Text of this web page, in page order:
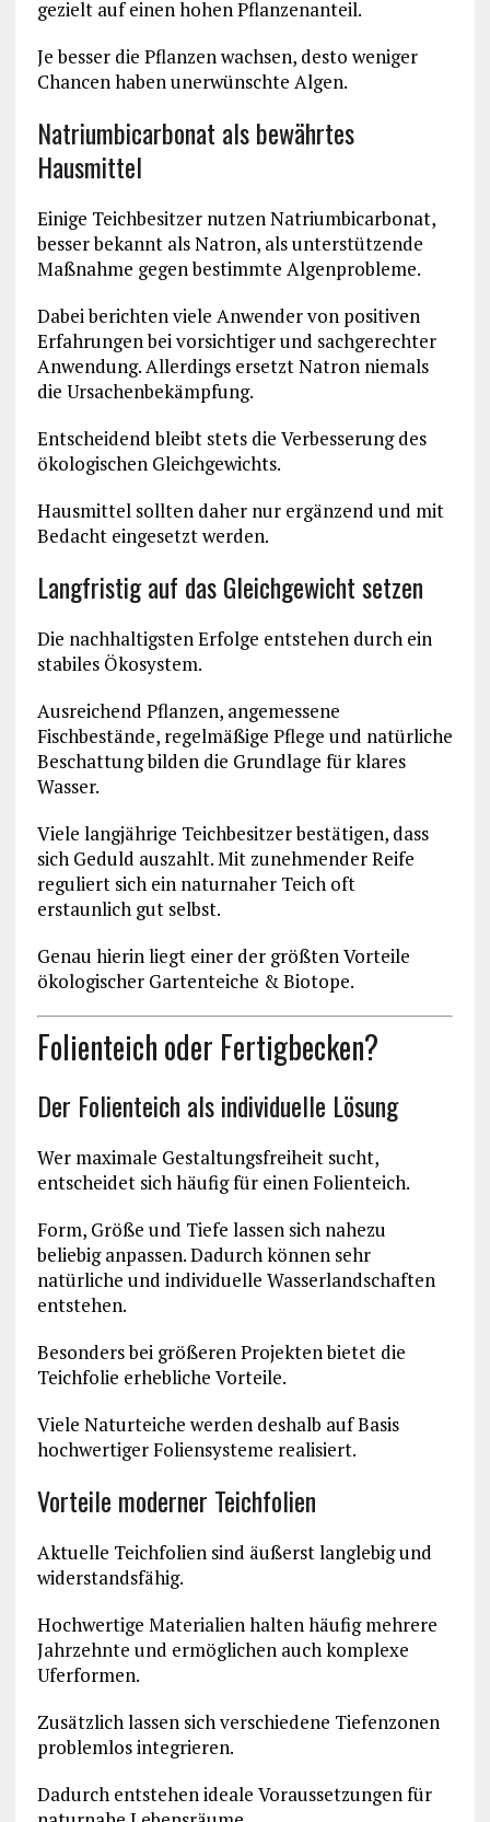
gezielt auf einen hohen Pflanzenanteil.
Je besser die Pflanzen wachsen, desto weniger
Chancen haben unerwünschte Algen.
Natriumbicarbonat als bewährtes
Hausmittel
Einige Teichbesitzer nutzen Natriumbicarbonat,
besser bekannt als Natron, als unterstützende
Maßnahme gegen bestimmte Algenprobleme.
Dabei berichten viele Anwender von positiven
Erfahrungen bei vorsichtiger und sachgerechter
Anwendung. Allerdings ersetzt Natron niemals
die Ursachenbekämpfung.
Entscheidend bleibt stets die Verbesserung des
ökologischen Gleichgewichts.
Hausmittel sollten daher nur ergänzend und mit
Bedacht eingesetzt werden.
Langfristig auf das Gleichgewicht setzen
Die nachhaltigsten Erfolge entstehen durch ein
stabiles Ökosystem.
Ausreichend Pflanzen, angemessene
Fischbestände, regelmäßige Pflege und natürliche
Beschattung bilden die Grundlage für klares
Wasser.
Viele langjährige Teichbesitzer bestätigen, dass
sich Geduld auszahlt. Mit zunehmender Reife
reguliert sich ein naturnaher Teich oft
erstaunlich gut selbst.
Genau hierin liegt einer der größten Vorteile
ökologischer Gartenteiche & Biotope.
Folienteich oder Fertigbecken?
Der Folienteich als individuelle Lösung
Wer maximale Gestaltungsfreiheit sucht,
entscheidet sich häufig für einen Folienteich.
Form, Größe und Tiefe lassen sich nahezu
beliebig anpassen. Dadurch können sehr
natürliche und individuelle Wasserlandschaften
entstehen.
Besonders bei größeren Projekten bietet die
Teichfolie erhebliche Vorteile.
Viele Naturteiche werden deshalb auf Basis
hochwertiger Foliensysteme realisiert.
Vorteile moderner Teichfolien
Aktuelle Teichfolien sind äußerst langlebig und
widerstandsfähig.
Hochwertige Materialien halten häufig mehrere
Jahrzehnte und ermöglichen auch komplexe
Uferformen.
Zusätzlich lassen sich verschiedene Tiefenzonen
problemlos integrieren.
Dadurch entstehen ideale Voraussetzungen für